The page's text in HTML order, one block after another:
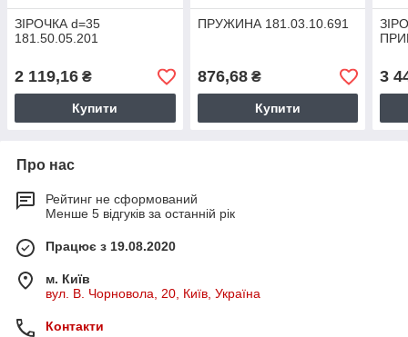
ЗІРОЧКА d=35
181.50.05.201
2 119,16 ₴
Купити
ПРУЖИНА 181.03.10.691
876,68₴
Купити
3
Про нас
Рейтинг не сформований
Менше 5 відгуків за останній рік
Працює з 19.08.2020
м. Київ
вул. В. Чорновола, 20, Київ, Україна
Контакти